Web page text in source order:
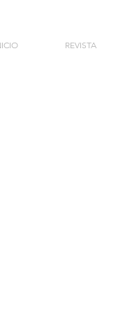
REVISTA